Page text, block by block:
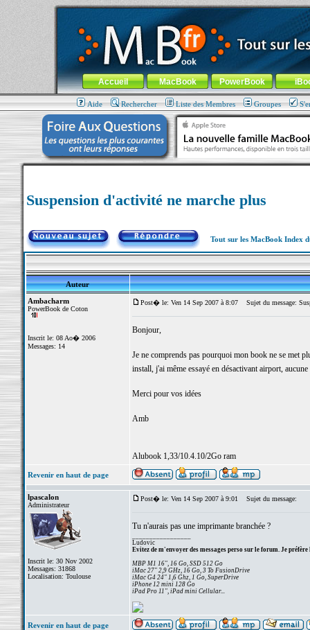
MacBook-fr.com : 100% Apple... 100% nomade !
Aller au contenu-Aller au menu général-Aller au menu de
Menu général
Accueil MacBook PowerBook
Aide Rechercher Liste des Membres Groupes
Suspension d'activité ne marche plus
Tout sur les MacBook Index
Auteur
Ambacharm
PowerBook de Coton
Inscrit le: 08 Ao� 2006
Messages: 14
Post� le: Ven 14 Sep 2007 à 8:07 Sujet du message:
Bonjour,
Je ne comprends pas pourquoi mon book ne se met
install, j'ai même essayé en désactivant airport,
Merci pour vos idées
Amb
Alubook 1,33/10.4.10/2Go ram
Revenir en haut de page
lpascalon
Administrateur
Inscrit le: 30 Nov 2002
Messages: 31868
Localisation: Toulouse
Post� le: Ven 14 Sep 2007 à 9:01 Sujet du message:
Tu n'aurais pas une imprimante branchée ?
Ludovic
Evitez de m'envoyer des messages perso sur le forum. Je préfère
MBP M1 16", 16 Go, SSD 512 Go
iMac 27" 2,9 GHz, 16 Go, 3 To FusionDrive
iMac G4 24" 1,6 Ghz, 1 Go, SuperDrive
iPhone 12 mini 128 Go
iPad Pro 11", iPad mini Cellular...
Revenir en haut de page